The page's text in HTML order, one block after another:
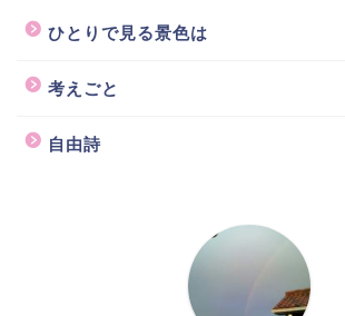
ひとりで見る景色は
考えごと
自由詩